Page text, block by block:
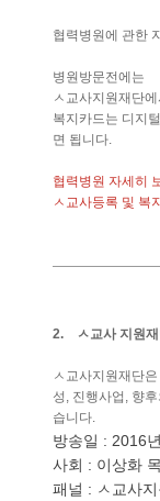
협력병원에 관한
병원방문전에는
ㅅ교사지원재단에
복지카드는 디지
면 됩니다.
협력병원 자세히
ㅅ교사등록 및 복
2. ㅅ교사 지원
ㅅ교사지원재단은
성 진행사업 향후
습니다
방송일 : 2016년
사회 : 이상화
패널 : ㅅ교사